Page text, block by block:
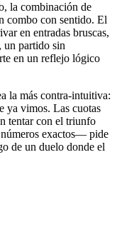
la combinación de
combo con sentido. El
en entradas bruscas,
un partido sin
en un reflejo lógico
la más contra-intuitiva:
ya vimos. Las cuotas
tentar con el triunfo
exactos— pide
de un duelo donde el